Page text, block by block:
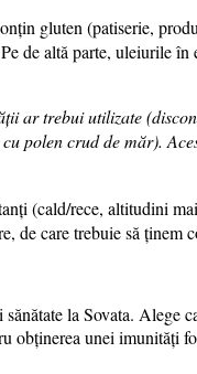
gluten (patiserie,
de altă parte, uleiurile
ar trebui utilizate
polen crud de măr).
(cald/rece, altitudini
de care trebuie să ținem
la Sovata. Alege
obținerea unei imunități